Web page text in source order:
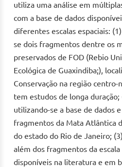
utiliza uma análise em
com a base de dados
diferentes escalas espaciais:
se dois fragmentos dentre os
preservados de FOD (Rebio
Ecológica de Guaxindiba;),
Conservação na região
tem estudos de longa duração;
utilizando-se a base de dados
fragmentos da Mata Atlântica
do estado do Rio de Janeiro;
além dos fragmentos da
disponíveis na literatura e em